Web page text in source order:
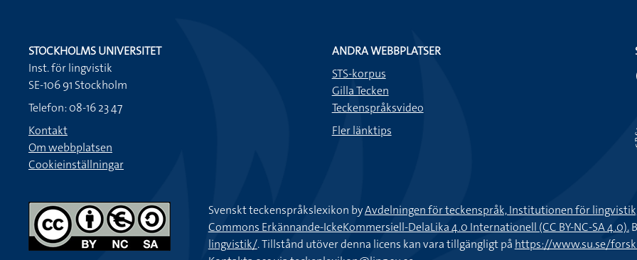
STOCKHOLMS UNIVERSITET
Inst. för lingvistik
SE-106 91 Stockholm
Telefon: 08-16 23 47
Kontakt
Om webbplatsen
Cookieinställningar
ANDRA WEBBPLATSER
STS-korpus
Gilla Tecken
Teckenspråksvideo
Fler länktips
Svenskt teckenspråkslexikon byAvdelningen för teckenspråk, Institutionen för
Commons Erkännande-IckeKommersiell-DelaLika 4.0 Internationell (CC BY-NC-SA 4.0).
lingvistik/. Tillstånd utöver denna licens kan vara tillgängligt på https://www.su.se/